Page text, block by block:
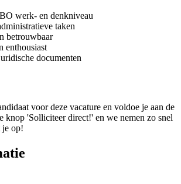
werk- en denkniveau
taken
betrouwbaar
enthousiast
documenten
voor deze vacature en voldoe je aan de
knop 'Solliciteer direct!' en we nemen zo snel
je op!